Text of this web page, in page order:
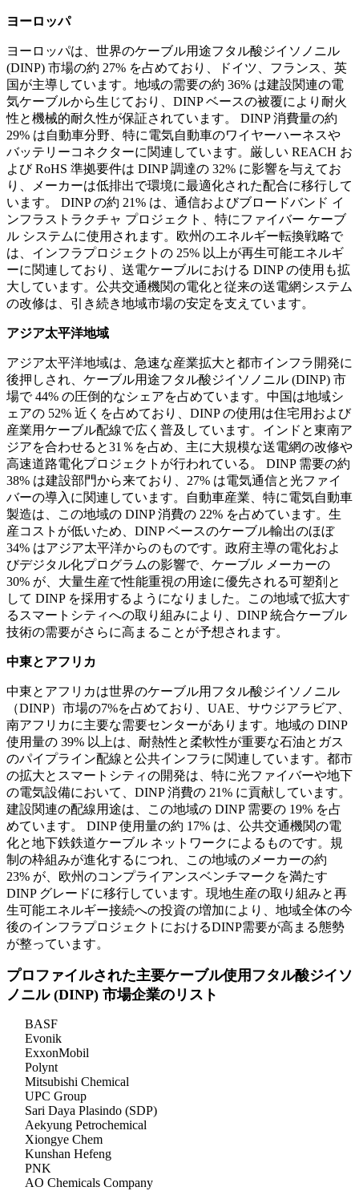
ヨーロッパ
ヨーロッパは、世界のケーブル用途フタル酸ジイソノニル
(DINP) 市場の約 27% を占めており、ドイツ、フランス、英
国が主導しています。地域の需要の約 36% は建設関連の電
気ケーブルから生じており、DINP ベースの被覆により耐火
性と機械的耐久性が保証されています。 DINP 消費量の約
29% は自動車分野、特に電気自動車のワイヤーハーネスや
バッテリーコネクターに関連しています。厳しい REACH お
よび RoHS 準拠要件は DINP 調達の 32% に影響を与えてお
り、メーカーは低排出で環境に最適化された配合に移行して
います。 DINP の約 21% は、通信およびブロードバンド イ
ンフラストラクチャ プロジェクト、特にファイバー ケーブ
ル システムに使用されます。欧州のエネルギー転換戦略で
は、インフラプロジェクトの 25% 以上が再生可能エネルギ
ーに関連しており、送電ケーブルにおける DINP の使用も拡
大しています。公共交通機関の電化と従来の送電網システム
の改修は、引き続き地域市場の安定を支えています。
アジア太平洋地域
アジア太平洋地域は、急速な産業拡大と都市インフラ開発に
後押しされ、ケーブル用途フタル酸ジイソノニル (DINP) 市
場で 44% の圧倒的なシェアを占めています。中国は地域シ
ェアの 52% 近くを占めており、DINP の使用は住宅用および
産業用ケーブル配線で広く普及しています。インドと東南ア
ジアを合わせると31％を占め、主に大規模な送電網の改修や
高速道路電化プロジェクトが行われている。 DINP 需要の約
38% は建設部門から来ており、27% は電気通信と光ファイ
バーの導入に関連しています。自動車産業、特に電気自動車
製造は、この地域の DINP 消費の 22% を占めています。生
産コストが低いため、DINP ベースのケーブル輸出のほぼ
34% はアジア太平洋からのものです。政府主導の電化およ
びデジタル化プログラムの影響で、ケーブル メーカーの
30% が、大量生産で性能重視の用途に優先される可塑剤と
して DINP を採用するようになりました。この地域で拡大す
るスマートシティへの取り組みにより、DINP 統合ケーブル
技術の需要がさらに高まることが予想されます。
中東とアフリカ
中東とアフリカは世界のケーブル用フタル酸ジイソノニル
（DINP）市場の7%を占めており、UAE、サウジアラビア、
南アフリカに主要な需要センターがあります。地域の DINP
使用量の 39% 以上は、耐熱性と柔軟性が重要な石油とガス
のパイプライン配線と公共インフラに関連しています。都市
の拡大とスマートシティの開発は、特に光ファイバーや地下
の電気設備において、DINP 消費の 21% に貢献しています。
建設関連の配線用途は、この地域の DINP 需要の 19% を占
めています。 DINP 使用量の約 17% は、公共交通機関の電
化と地下鉄鉄道ケーブル ネットワークによるものです。規
制の枠組みが進化するにつれ、この地域のメーカーの約
23% が、欧州のコンプライアンスベンチマークを満たす
DINP グレードに移行しています。現地生産の取り組みと再
生可能エネルギー接続への投資の増加により、地域全体の今
後のインフラプロジェクトにおけるDINP需要が高まる態勢
が整っています。
プロファイルされた主要ケーブル使用フタル酸ジイソ
ノニル (DINP) 市場企業のリスト
BASF
Evonik
ExxonMobil
Polynt
Mitsubishi Chemical
UPC Group
Sari Daya Plasindo (SDP)
Aekyung Petrochemical
Xiongye Chem
Kunshan Hefeng
PNK
AO Chemicals Company